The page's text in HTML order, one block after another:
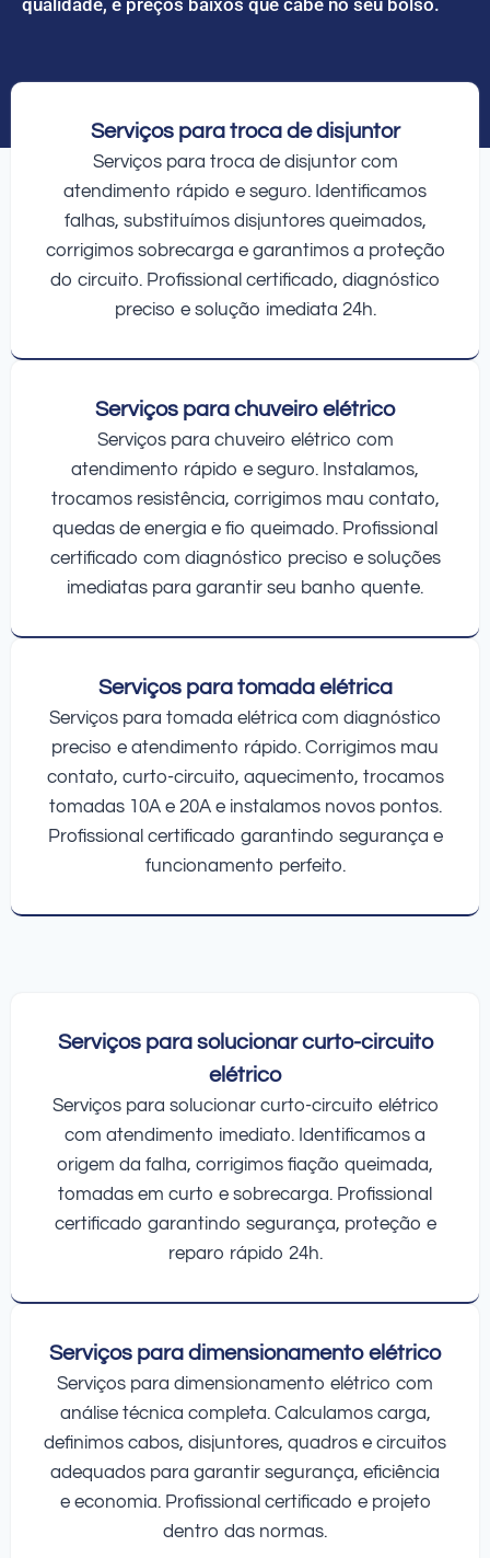
Serviços para troca de disjuntor
Serviços para troca de disjuntor com
atendimento rápido e seguro. Identificamos
falhas, substituímos disjuntores queimados,
corrigimos sobrecarga e garantimos a proteção
do circuito. Profissional certificado, diagnóstico
preciso e solução imediata 24h.
Serviços para chuveiro elétrico
Serviços para chuveiro elétrico com
atendimento rápido e seguro. Instalamos,
trocamos resistência, corrigimos mau contato,
quedas de energia e fio queimado. Profissional
certificado com diagnóstico preciso e soluções
imediatas para garantir seu banho quente.
Serviços para tomada elétrica
Serviços para tomada elétrica com diagnóstico
preciso e atendimento rápido. Corrigimos mau
contato, curto-circuito, aquecimento, trocamos
tomadas 10A e 20A e instalamos novos pontos.
Profissional certificado garantindo segurança e
funcionamento perfeito.
Serviços para solucionar curto-circuito
elétrico
Serviços para solucionar curto-circuito elétrico
com atendimento imediato. Identificamos a
origem da falha, corrigimos fiação queimada,
tomadas em curto e sobrecarga. Profissional
certificado garantindo segurança, proteção e
reparo rápido 24h.
Serviços para dimensionamento elétrico
Serviços para dimensionamento elétrico com
análise técnica completa. Calculamos carga,
definimos cabos, disjuntores, quadros e circuitos
adequados para garantir segurança, eficiência
e economia. Profissional certificado e projeto
dentro das normas.